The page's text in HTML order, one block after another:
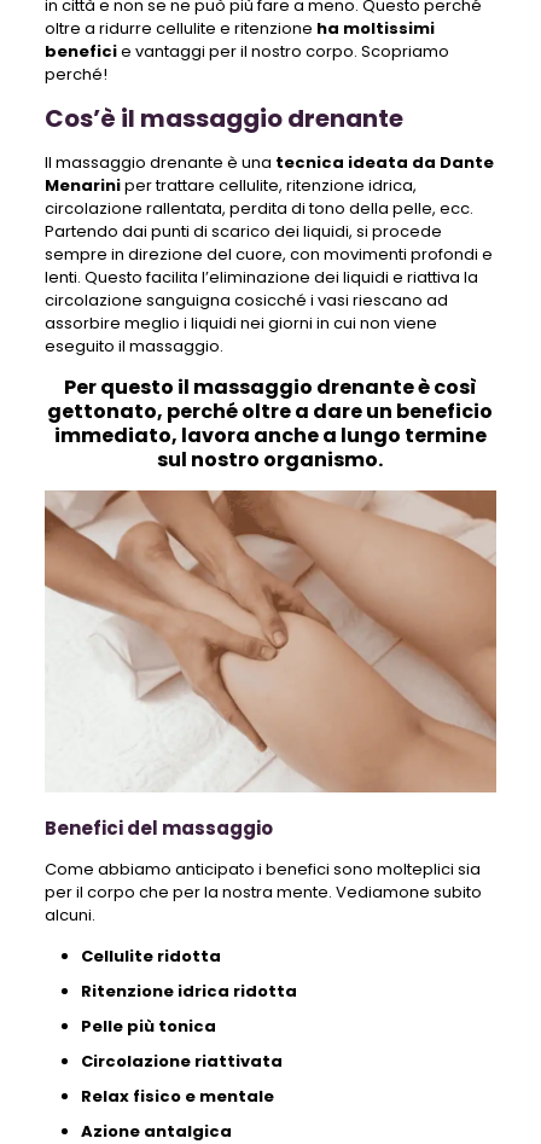
in città e non se ne può più fare a meno. Questo perché
oltre a ridurre cellulite e ritenzione ha moltissimi
beneficie vantaggi per il nostro corpo. Scopriamo
perché!
Cos’è il massaggio drenante
Il massaggio drenante è una tecnica ideata da Dante
Menariniper trattare cellulite, ritenzione idrica,
circolazione rallentata, perdita di tono della pelle, ecc.
Partendo dai punti di scarico dei liquidi, si procede
sempre in direzione del cuore, con movimenti profondi e
lenti. Questo facilita l’eliminazione dei liquidi e riattiva la
circolazione sanguigna cosicché i vasi riescano ad
assorbire meglio i liquidi nei giorni in cui non viene
eseguito il massaggio.
Per questo il massaggio drenante è così
gettonato, perché oltre a dare un beneficio
immediato, lavora anche a lungo termine
sul nostro organismo.
Benefici del massaggio
Come abbiamo anticipato i benefici sono molteplici sia
per il corpo che per la nostra mente. Vediamone subito
alcuni.
Cellulite ridotta
Ritenzione idrica ridotta
Pelle più tonica
Circolazione riattivata
Relax fisico e mentale
Azione antalgica